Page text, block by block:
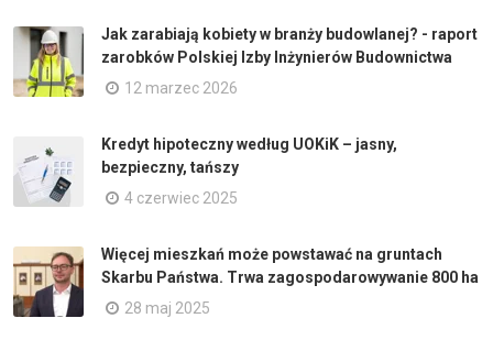
Jak zarabiają kobiety w branży budowlanej? - raport
zarobków Polskiej Izby Inżynierów Budownictwa
12 marzec 2026
Kredyt hipoteczny według UOKiK – jasny,
bezpieczny, tańszy
4 czerwiec 2025
Więcej mieszkań może powstawać na gruntach
Skarbu Państwa. Trwa zagospodarowywanie 800 ha
28 maj 2025